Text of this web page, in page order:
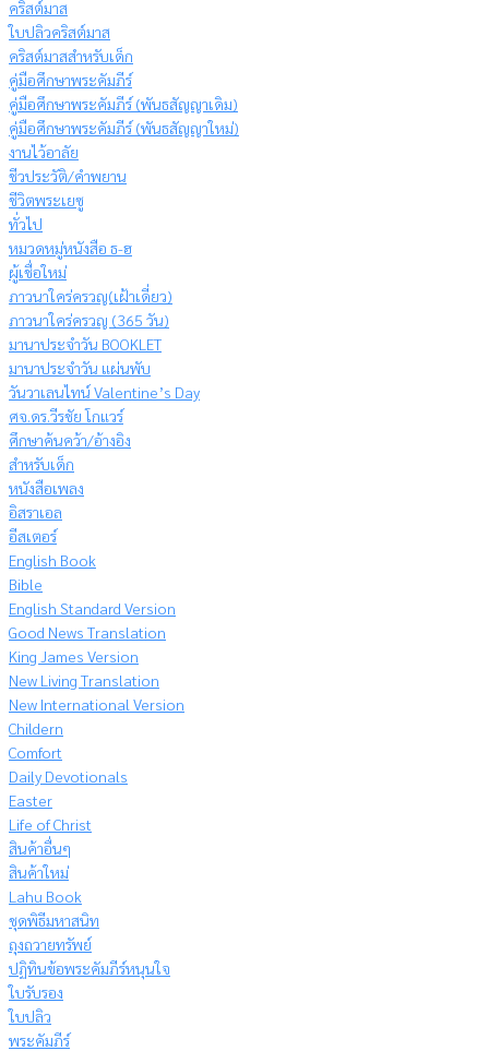
คริสต์มาส
ใบปลิวคริสต์มาส
คริสต์มาสสำหรับเด็ก
คู่มือศึกษาพระคัมภีร์
คู่มือศึกษาพระคัมภีร์ (พันธสัญญาเดิม)
คู่มือศึกษาพระคัมภีร์ (พันธสัญญาใหม่)
งานไว้อาลัย
ชีวประวัติ/คำพยาน
ชีวิตพระเยซู
ทั่วไป
หมวดหมู่หนังสือ ธ-ฮ
ผู้เชื่อใหม่
ภาวนาใคร่ครวญ(เฝ้าเดี่ยว)
ภาวนาใคร่ครวญ (365 วัน)
มานาประจำวัน BOOKLET
มานาประจำวัน แผ่นพับ
วันวาเลนไทน์ Valentine’s Day
ศจ.ดร.วีรชัย โกแวร์
ศึกษาค้นคว้า/อ้างอิง
สำหรับเด็ก
หนังสือเพลง
อิสราเอล
อีสเตอร์
English Book
Bible
English Standard Version
Good News Translation
King James Version
New Living Translation
New International Version
Childern
Comfort
Daily Devotionals
Easter
Life of Christ
สินค้าอื่นๆ
สินค้าใหม่
Lahu Book
ชุดพิธีมหาสนิท
ถุงถวายทรัพย์
ปฏิทินข้อพระคัมภีร์หนุนใจ
ใบรับรอง
ใบปลิว
พระคัมภีร์